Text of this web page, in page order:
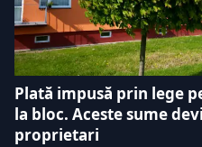
Plată impusă prin lege
la bloc. Aceste sume
proprietari